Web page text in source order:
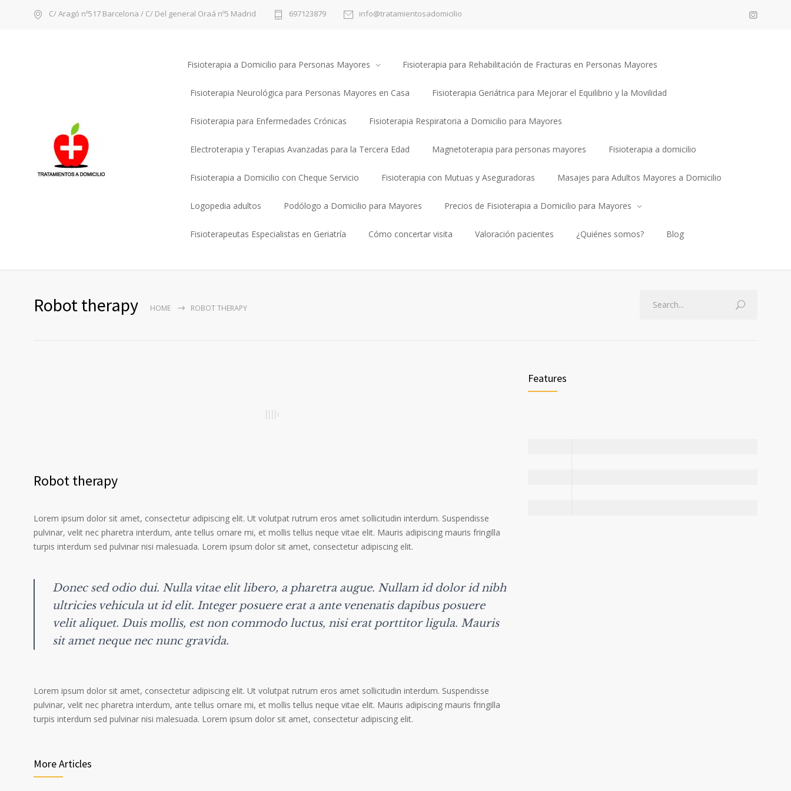
C/ Aragó nº517 Barcelona / C/ Del general Oraá nº5 Madrid 697123879 info@tratamientosadomicilio
Fisioterapia a Domicilio para Personas Mayores Fisioterapia para Rehabilitación de Fracturas en Personas Mayores
Fisioterapia Neurológica para Personas Mayores en Casa Fisioterapia Geriátrica para Mejorar el Equilibrio y la Movilidad
Fisioterapia para Enfermedades Crónicas Fisioterapia Respiratoria a Domicilio para Mayores
Electroterapia y Terapias Avanzadas para la Tercera Edad Magnetoterapia para personas mayores Fisioterapia a domicilio
Fisioterapia a Domicilio con Cheque Servicio Fisioterapia con Mutuas y Aseguradoras Masajes para Adultos Mayores a Domicilio
Logopedia adultos Podólogo a Domicilio para Mayores Precios de Fisioterapia a Domicilio para Mayores
Fisioterapeutas Especialistas en Geriatría Cómo concertar visita Valoración pacientes ¿Quiénes somos? Blog
Robot therapy HOME ROBOT THERAPY
Robot therapy
Lorem ipsum dolor sit amet, consectetur adipiscing elit. Ut volutpat rutrum eros amet sollicitudin interdum. Suspendisse
pulvinar, velit nec pharetra interdum, ante tellus ornare mi, et mollis tellus neque vitae elit. Mauris adipiscing mauris fringilla
turpis interdum sed pulvinar nisi malesuada. Lorem ipsum dolor sit amet, consectetur adipiscing elit.
Donec sed odio dui. Nulla vitae elit libero, a pharetra augue. Nullam id dolor id nibh
ultricies vehicula ut id elit. Integer posuere erat a ante venenatis dapibus posuere
velit aliquet. Duis mollis, est non commodo luctus, nisi erat porttitor ligula. Mauris
sit amet neque nec nunc gravida.
Lorem ipsum dolor sit amet, consectetur adipiscing elit. Ut volutpat rutrum eros amet sollicitudin interdum. Suspendisse
pulvinar, velit nec pharetra interdum, ante tellus ornare mi, et mollis tellus neque vitae elit. Mauris adipiscing mauris fringilla
turpis interdum sed pulvinar nisi malesuada. Lorem ipsum dolor sit amet, consectetur adipiscing elit.
More Articles
Features